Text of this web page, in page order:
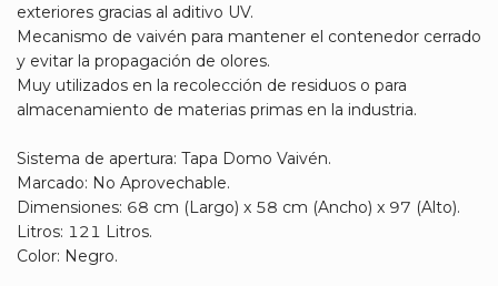
exteriores gracias al aditivo UV.
Mecanismo de vaivén para mantener el contenedor cerrado
y evitar la propagación de olores.
Muy utilizados en la recolección de residuos o para
almacenamiento de materias primas en la industria.
Sistema de apertura: Tapa Domo Vaivén.
Marcado: No Aprovechable.
Dimensiones: 68 cm (Largo) x 58 cm (Ancho) x 97 (Alto).
Litros: 121 Litros.
Color: Negro.